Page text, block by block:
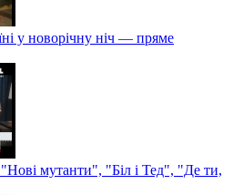
у новорічну ніч — пряме
мутанти", "Біл і Тед", "Де ти,